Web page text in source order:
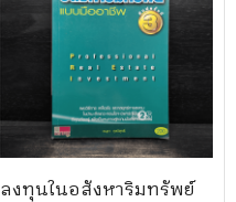
ลงทุนในอสังหาริมทรัพย์